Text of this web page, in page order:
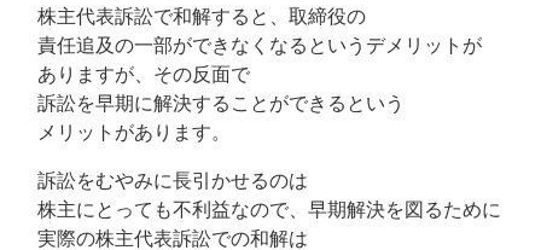
株主代表訴訟で和解すると、取締役の
責任追及の一部ができなくなるというデメリットが
ありますが、その反面で
訴訟を早期に解決することができるという
メリットがあります。
訴訟をむやみに長引かせるのは
株主にとっても不利益なので、早期解決を図るために
実際の株主代表訴訟での和解は